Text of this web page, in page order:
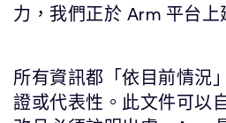
力，我們正於 Arm 平台上
所有資訊都「依目前情況
證或代表性。此文件可以